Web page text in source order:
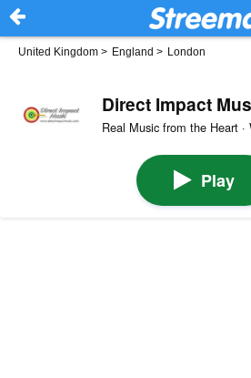
United Kingdom > England > London
Direct Impact
Real Music from the Heart ·
Play